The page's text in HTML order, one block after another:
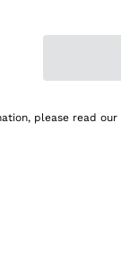
please read our